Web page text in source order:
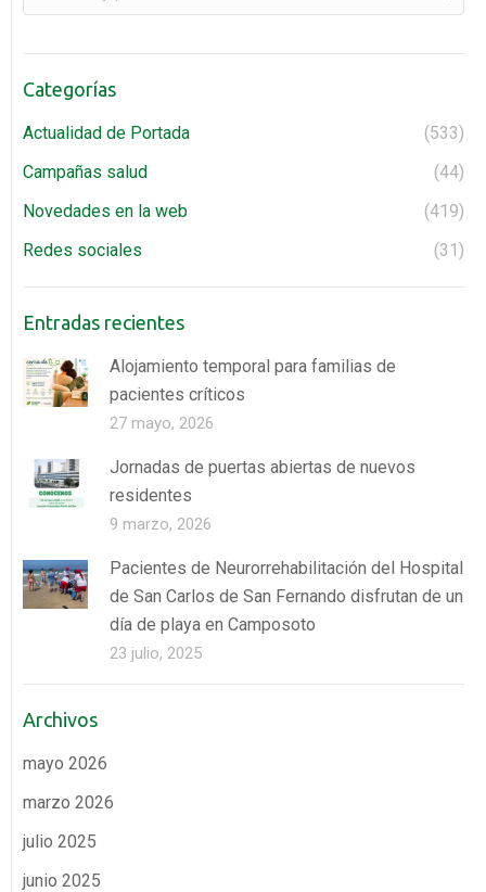
Categorías
Actualidad de Portada
(533)
Campañas salud
(44)
Novedades en la web
(419)
Redes sociales
(31)
Entradas recientes
Alojamiento temporal para familias de
pacientes críticos
27 mayo, 2026
Jornadas de puertas abiertas de nuevos
residentes
9 marzo, 2026
Pacientes de Neurorrehabilitación del Hospital
de San Carlos de San Fernando disfrutan de un
día de playa en Camposoto
23 julio, 2025
Archivos
mayo 2026
marzo 2026
julio 2025
junio 2025